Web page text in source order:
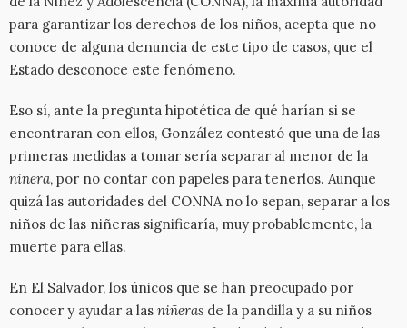
para garantizar los derechos de los niños, acepta que no
conoce de alguna denuncia de este tipo de casos, que el
Estado desconoce este fenómeno.
Eso sí, ante la pregunta hipotética de qué harían si se
encontraran con ellos, González contestó que una de las
primeras medidas a tomar sería separar al menor de la
niñera, por no contar con papeles para tenerlos. Aunque
quizá las autoridades del CONNA no lo sepan, separar a los
niños de las niñeras significaría, muy probablemente, la
muerte para ellas.
En El Salvador, los únicos que se han preocupado por
conocer y ayudar a las niñeras de la pandilla y a su niños